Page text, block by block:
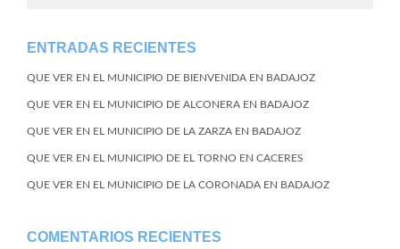
ENTRADAS RECIENTES
QUE VER EN EL MUNICIPIO DE BIENVENIDA EN BADAJOZ
QUE VER EN EL MUNICIPIO DE ALCONERA EN BADAJOZ
QUE VER EN EL MUNICIPIO DE LA ZARZA EN BADAJOZ
QUE VER EN EL MUNICIPIO DE EL TORNO EN CACERES
QUE VER EN EL MUNICIPIO DE LA CORONADA EN BADAJOZ
COMENTARIOS RECIENTES